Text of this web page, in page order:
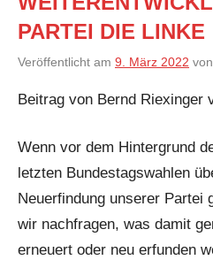
PARTEI DIE LINKE
Veröffentlicht am 9. März 2022 von
Beitrag von Bernd Riexinger
Wenn vor dem Hintergrund
letzten Bundestagswahlen
Neuerfindung unserer Partei
wir nachfragen, was damit
erneuert oder neu erfunden